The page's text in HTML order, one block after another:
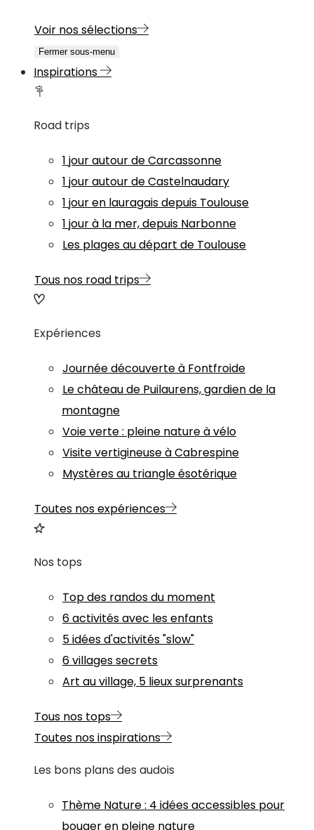
Voir nos sélections
Fermer sous-menu
Inspirations
Road trips
1 jour autour de Carcassonne
1 jour autour de Castelnaudary
1 jour en lauragais depuis Toulouse
1 jour à la mer, depuis Narbonne
Les plages au départ de Toulouse
Tous nos road trips
Expériences
Journée découverte à Fontfroide
Le château de Puilaurens, gardien de la
montagne
Voie verte : pleine nature à vélo
Visite vertigineuse à Cabrespine
Mystères au triangle ésotérique
Toutes nos expériences
Nos tops
Top des randos du moment
6 activités avec les enfants
5 idées d'activités "slow"
6 villages secrets
Art au village, 5 lieux surprenants
Tous nos tops
Toutes nos inspirations
Les bons plans des audois
Thème Nature: 4 idées accessibles pour
bouger en pleine nature